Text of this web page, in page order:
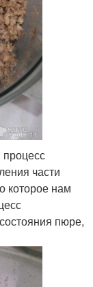
части
которое нам
пюре,